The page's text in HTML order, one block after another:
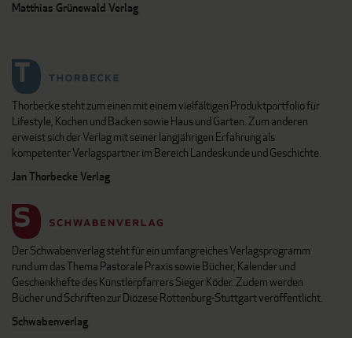
Matthias Grünewald Verlag
Thorbecke steht zum einen mit einem vielfältigen Produktportfolio für
Lifestyle, Kochen und Backen sowie Haus und Garten. Zum anderen
erweist sich der Verlag mit seiner langjährigen Erfahrung als
kompetenter Verlagspartner im Bereich Landeskunde und Geschichte.
Jan Thorbecke Verlag
Der Schwabenverlag steht für ein umfangreiches Verlagsprogramm
rund um das Thema Pastorale Praxis sowie Bücher, Kalender und
Geschenkhefte des Künstlerpfarrers Sieger Köder. Zudem werden
Bücher und Schriften zur Diözese Rottenburg-Stuttgart veröffentlicht.
Schwabenverlag